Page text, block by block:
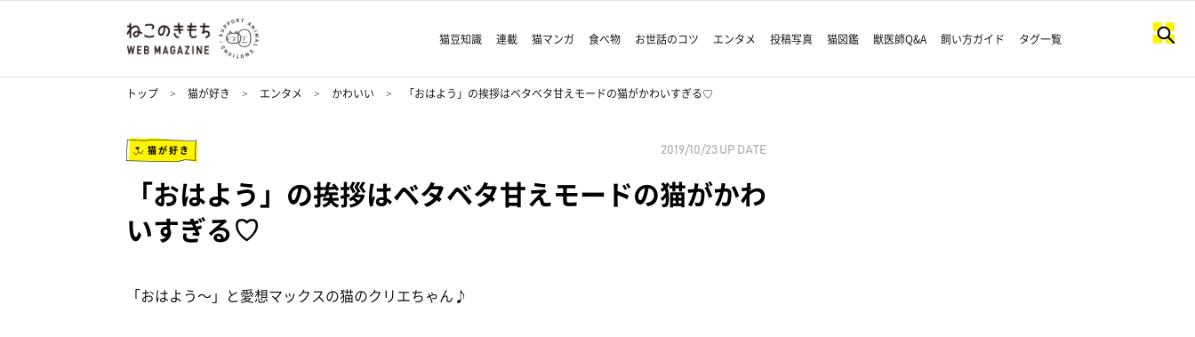
猫豆知識 連載 猫マンガ 食べ物 お世話のコツ エンタメ 投稿写真 猫図鑑 獣医師Q&A 飼い方ガイド タグ一覧
トップ 猫が好き エンタメ かわいい 「おはよう」の挨拶はベタベタ甘えモードの猫がかわいすぎる♡
猫が好き 2019/10/23 UP DATE
「おはよう」の挨拶はベタベタ甘えモードの猫がかわ
いすぎる♡
「おはよう～」と愛想マックスの猫のクリエちゃん♪